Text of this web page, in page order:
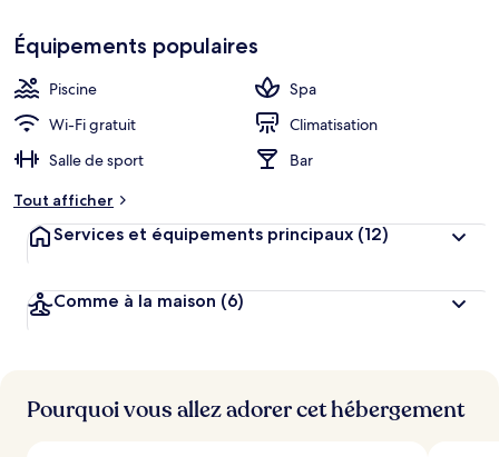
Équipements populaires
Piscine
Spa
Wi-Fi gratuit
Climatisation
Salle de sport
Bar
Tout afficher
Services et équipements principaux (12)
Comme à la maison (6)
Pourquoi vous allez adorer cet hébergement